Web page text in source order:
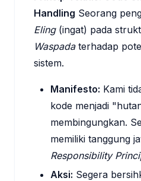
Handling Seorang
Eling(ingat) pada
Waspadaterhadap
sistem.
Manifesto: Kami
kode menjadi
membingungkan.
memiliki tanggung
Responsibility
Aksi: Segera